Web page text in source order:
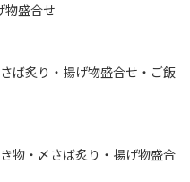
物盛合せ
ば炙り・揚げ物盛合せ・ご飯
物・〆さば炙り・揚げ物盛合